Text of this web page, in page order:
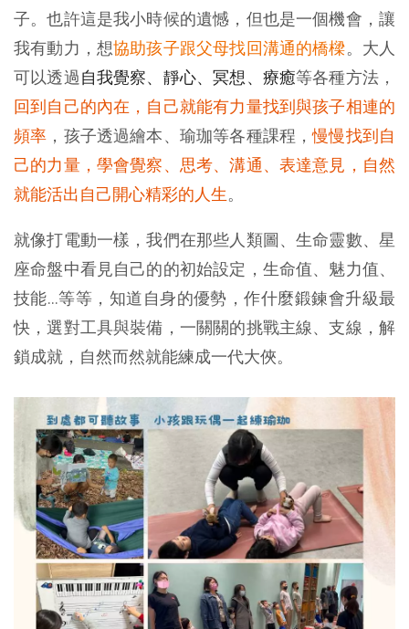
子。也許這是我小時候的遺憾，但也是一個機會，讓
我有動力，想協助孩子跟父母找回溝通的橋樑。大人
可以透過自我覺察、靜心、冥想、療癒等各種方法，
回到自己的內在，自己就能有力量找到與孩子相連的
頻率 ，孩子透過繪本、瑜珈等各種課程，慢慢找到自
己的力量，學會覺察、思考、溝通、表達意見，自然
就能活出自己開心精彩的人生。
就像打電動一樣，我們在那些人類圖、生命靈數、星
座命盤中看見自己的的初始設定，生命值、魅力值、
技能…等等，知道自身的優勢，作什麼鍛鍊會升級最
快，選對工具與裝備，一關關的挑戰主線、支線，解
鎖成就，自然而然就能練成一代大俠。